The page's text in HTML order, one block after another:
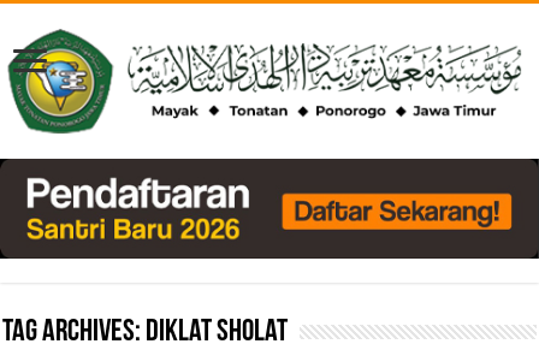
Tag Archives: diklat sholat